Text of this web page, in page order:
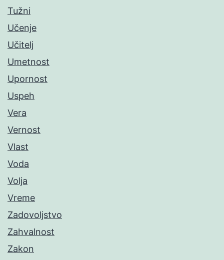
Tužni
Učenje
Učitelj
Umetnost
Upornost
Uspeh
Vera
Vernost
Vlast
Voda
Volja
Vreme
Zadovoljstvo
Zahvalnost
Zakon